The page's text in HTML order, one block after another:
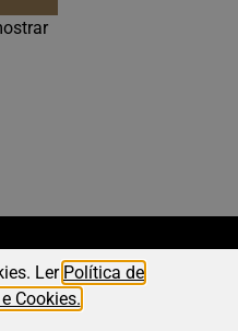
Ler Política de
Cookies.